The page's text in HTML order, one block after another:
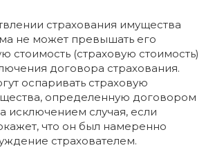
страхования имущества
не может превышать его
стоимость (страховую стоимость)
договора страхования.
оспаривать страховую
определенную договором
исключением случая, если
что он был намеренно
страхователем.